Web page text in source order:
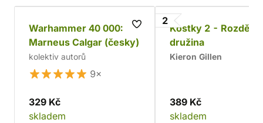
Warhammer 40 000:
Marneus Calgar (česky)
kolektiv autorů
9×
329 Kč
skladem
2
Kostky 2 -
družina
Kieron Gillen
389 Kč
skladem